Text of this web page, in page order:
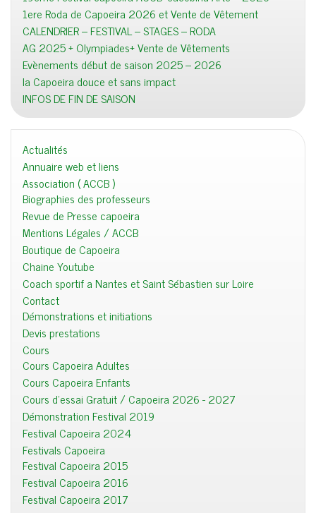
1ere Roda de Capoeira 2026 et Vente de Vêtement
CALENDRIER – FESTIVAL – STAGES – RODA
AG 2025 + Olympiades+ Vente de Vêtements
Evènements début de saison 2025 – 2026
la Capoeira douce et sans impact
INFOS DE FIN DE SAISON
Actualités
Annuaire web et liens
Association ( ACCB )
Biographies des professeurs
Revue de Presse capoeira
Mentions Légales / ACCB
Boutique de Capoeira
Chaine Youtube
Coach sportif a Nantes et Saint Sébastien sur Loire
Contact
Démonstrations et initiations
Devis prestations
Cours
Cours Capoeira Adultes
Cours Capoeira Enfants
Cours d'essai Gratuit / Capoeira 2026 - 2027
Démonstration Festival 2019
Festival Capoeira 2024
Festivals Capoeira
Festival Capoeira 2015
Festival Capoeira 2016
Festival Capoeira 2017